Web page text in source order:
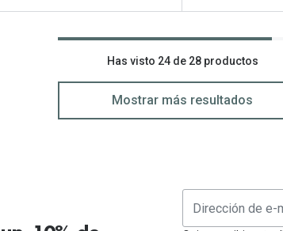
Has visto 24 de 28 productos
Mostrar más resultados